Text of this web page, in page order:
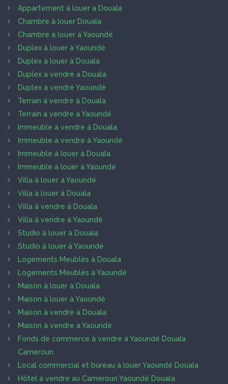
Appartement à louer à Douala
Chambre à louer Douala
Chambre à louer à Yaoundé
Duplex à louer à Yaoundé
Duplex à louer à Douala
Duplex à vendre à Douala
Duplex à vendre Yaoundé
Terrain à vendre à Douala
Terrain à vendre à Yaoundé
Immeuble à vendre à Douala
Immeuble à vendre à Yaoundé
Immeuble à louer à Douala
Immeuble à louer à Yaoundé
Villa à louer à Yaoundé
Villa à louer à Douala
Villa à vendre à Douala
Villa à vendre à Yaoundé
Studio à louer à Douala
Studio à louer à Yaoundé
Logements Meublés à Douala
Logements Meublés à Yaoundé
Maison à louer à Douala
Maison à louer à Yaoundé
Maison à vendre à Douala
Maison à vendre à Yaoundé
Fonds de commerce à vendre à Yaoundé Douala
Cameroun
Local commercial et bureau à louer Yaoundé Douala
Hôtel à vendre au Cameroun Yaoundé Douala